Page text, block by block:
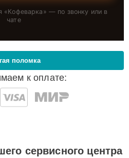
«Кофеварка » — по звонку или в
чате
к оплате:
поломка
сервисного центра